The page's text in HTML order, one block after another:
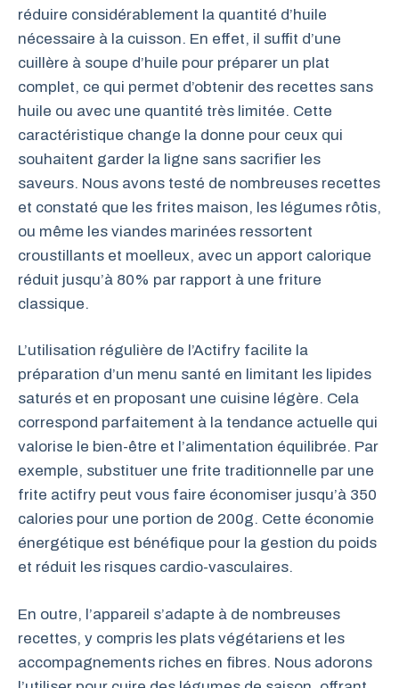
réduire considérablement la quantité d’huile
nécessaire à la cuisson. En effet, il suffit d’une
cuillère à soupe d’huile pour préparer un plat
complet, ce qui permet d’obtenir des recettes sans
huile ou avec une quantité très limitée. Cette
caractéristique change la donne pour ceux qui
souhaitent garder la ligne sans sacrifier les
saveurs. Nous avons testé de nombreuses recettes
et constaté que les frites maison, les légumes rôtis,
ou même les viandes marinées ressortent
croustillants et moelleux, avec un apport calorique
réduit jusqu’à 80% par rapport à une friture
classique.
L’utilisation régulière de l’Actifry facilite la
préparation d’un menu santé en limitant les lipides
saturés et en proposant une cuisine légère. Cela
correspond parfaitement à la tendance actuelle qui
valorise le bien-être et l’alimentation équilibrée. Par
exemple, substituer une frite traditionnelle par une
frite actifry peut vous faire économiser jusqu’à 350
calories pour une portion de 200g. Cette économie
énergétique est bénéfique pour la gestion du poids
et réduit les risques cardio-vasculaires.
En outre, l’appareil s’adapte à de nombreuses
recettes, y compris les plats végétariens et les
accompagnements riches en fibres. Nous adorons